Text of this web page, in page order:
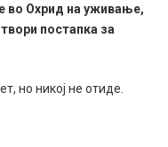
во Охрид на уживање,
постапка за
но никој не отиде.